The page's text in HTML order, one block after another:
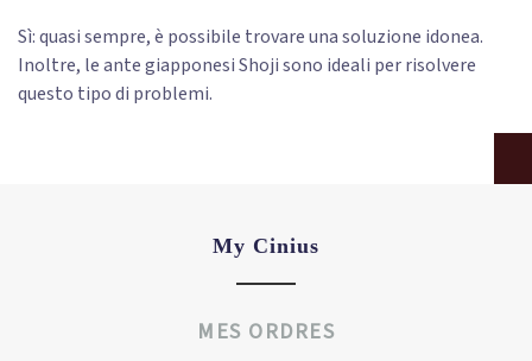
Sì: quasi sempre, è possibile trovare una soluzione idonea.
Inoltre, le ante giapponesi Shoji sono ideali per risolvere
questo tipo di problemi.
My Cinius
MES ORDRES